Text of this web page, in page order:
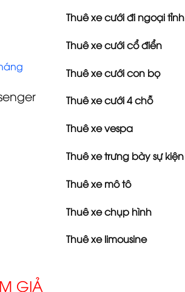
GIẢ
Thuê xe cưới đi ngoại tỉnh
Thuê xe cưới cổ điển
Thuê xe cưới con bọ
Thuê xe cưới 4 chỗ
Thuê xe vespa
Thuê xe trưng bày sự kiện
Thuê xe mô tô
Thuê xe chụp hình
Thuê xe limousine